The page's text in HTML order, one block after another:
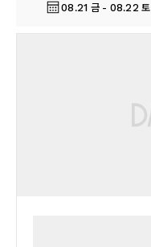
08.21 금 - 08.22 토